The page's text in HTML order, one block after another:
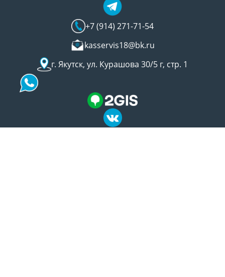
+7 (914) 271-71-54
kasservis18@bk.ru
г. Якутск, ул. Курашова 30/5 г, стр. 1